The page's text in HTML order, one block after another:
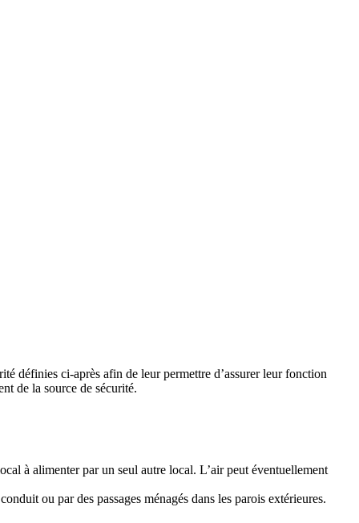
définies ci-après afin de leur permettre d’assurer leur fonction
de la source de sécurité.
à alimenter par un seul autre local. L’air peut éventuellement
ou par des passages ménagés dans les parois extérieures.